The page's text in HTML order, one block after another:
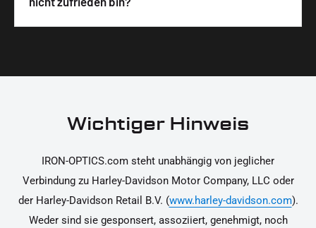
unterstützen dich dabei, die Teile sicher und
korrekt an deinem Motorrad zu installieren.
Ja, du kannst die Teile innerhalb von 14 Tagen
Rücksendung findest du in unseren
Wichtiger Hinweis
IRON-OPTICS.com steht unabhängig von jeglicher
Verbindung zu Harley-Davidson Motor Company, LLC oder
der Harley-Davidson Retail B.V. (www.harley-davidson.com).
Weder sind sie gesponsert, assoziiert, genehmigt, noch